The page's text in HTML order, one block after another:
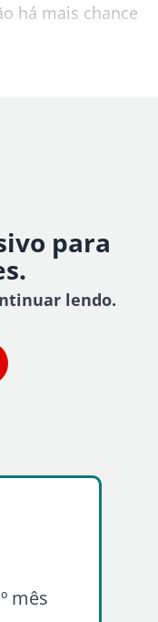
há mais chance
para
lendo.
mês